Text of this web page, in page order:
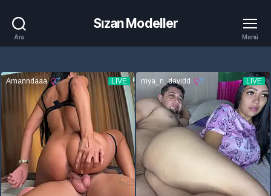
Ara
Sızan Modeller
Menü